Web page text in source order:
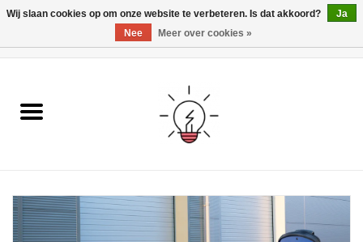
Ismartgate
Handzenders
Wij slaan cookies op om onze website te verbeteren. Is dat akkoord?
Ja
Nee
Meer over cookies »